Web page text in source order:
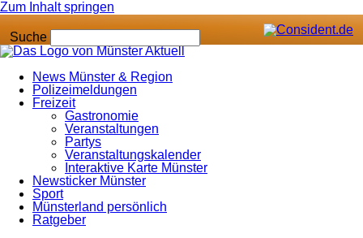
Zum Inhalt springen
Suche
News Münster & Region
Polizeimeldungen
Freizeit
Gastronomie
Veranstaltungen
Partys
Veranstaltungskalender
Interaktive Karte Münster
Newsticker Münster
Sport
Münsterland persönlich
Ratgeber